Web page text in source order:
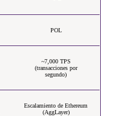
POL
~7,000 TPS
(transacciones por
segundo)
Escalamiento de Ethereum
(AggLayer)